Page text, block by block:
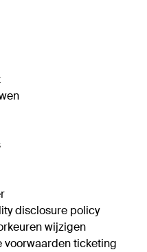
disclosure policy
wijzigen
voorwaarden ticketing